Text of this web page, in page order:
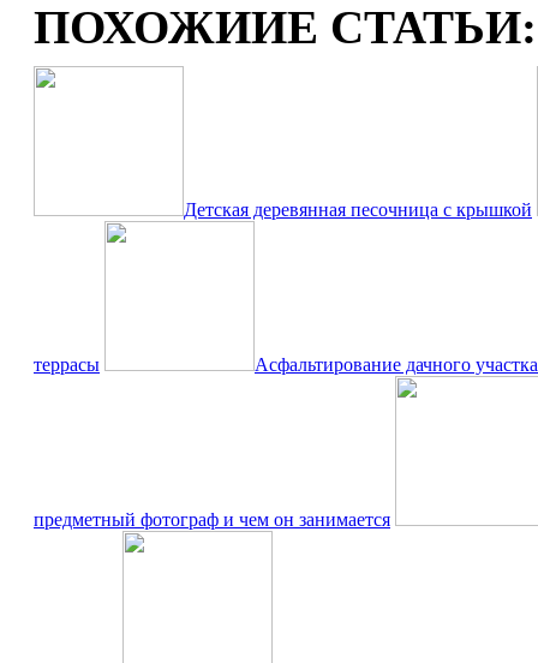
ПОХОЖИИЕ СТАТЬИ:
Детская деревянная песочница с крышкой
террасы Асфальтирование дачного
предметный фотограф и чем он занимается